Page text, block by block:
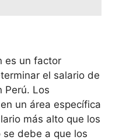
es un factor
el salario de
Perú. Los
un área específica
más alto que los
se debe a que los